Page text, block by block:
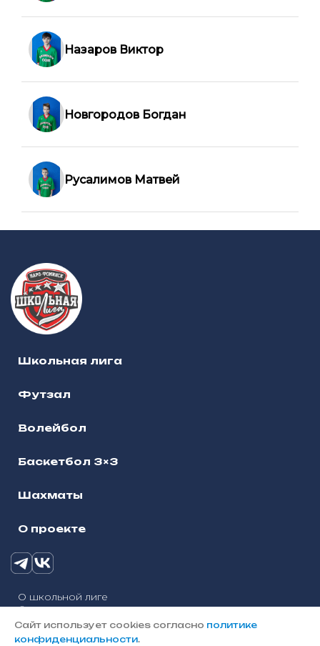
Назаров Виктор
Новгородов Богдан
Русалимов Матвей
Школьная лига
Футзал
Волейбол
Баскетбол 3×3
Шахматы
О проекте
О школьной лиге
© 2025, Школьная лига городского округа Наро-
Фоминск
Политика конфиденциальности
Сайт использует cookies согласно политике
конфиденциальности.